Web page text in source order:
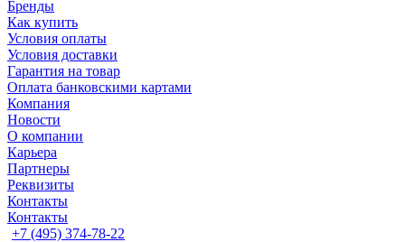
Бренды
Как купить
Условия оплаты
Условия доставки
Гарантия на товар
Оплата банковскими картами
Компания
Новости
О компании
Карьера
Партнеры
Реквизиты
Контакты
Контакты
+7 (495) 374-78-22